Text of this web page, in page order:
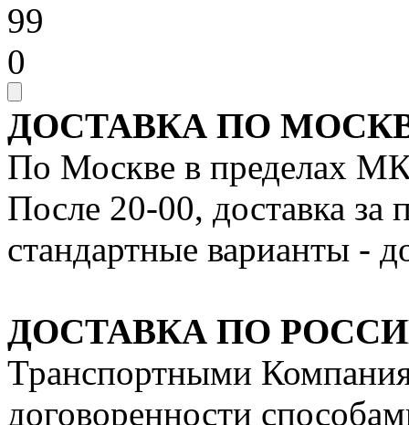
99
0
ДОСТАВКА ПО
По Москве в пределах
После 20-00, доставка
стандартные варианты -
ДОСТАВКА ПО
Транспортными
договоренности